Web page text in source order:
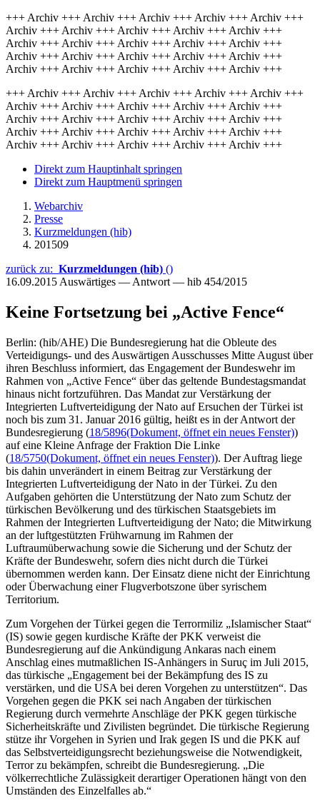
+++ Archiv +++ Archiv +++ Archiv +++ Archiv +++ Archiv +++
Archiv +++ Archiv +++ Archiv +++ Archiv +++ Archiv +++
Archiv +++ Archiv +++ Archiv +++ Archiv +++ Archiv +++
Archiv +++ Archiv +++ Archiv +++ Archiv +++ Archiv +++
Archiv +++ Archiv +++ Archiv +++ Archiv +++ Archiv +++
+++ Archiv +++ Archiv +++ Archiv +++ Archiv +++ Archiv +++
Archiv +++ Archiv +++ Archiv +++ Archiv +++ Archiv +++
Archiv +++ Archiv +++ Archiv +++ Archiv +++ Archiv +++
Archiv +++ Archiv +++ Archiv +++ Archiv +++ Archiv +++
Archiv +++ Archiv +++ Archiv +++ Archiv +++ Archiv +++
Direkt zum Hauptinhalt springen
Direkt zum Hauptmenü springen
Webarchiv
Presse
Kurzmeldungen (hib)
201509
zurück zu: Kurzmeldungen (hib) ()
16.09.2015 Auswärtiges — Antwort — hib 454/2015
Keine Fortsetzung bei „Active Fence“
Berlin: (hib/AHE) Die Bundesregierung hat die Obleute des
Verteidigungs- und des Auswärtigen Ausschusses Mitte August über
ihren Beschluss informiert, das Engagement der Bundeswehr im
Rahmen von „Active Fence“ über das geltende Bundestagsmandat
hinaus nicht fortzuführen. Das Mandat zur Verstärkung der
Integrierten Luftverteidigung der Nato auf Ersuchen der Türkei ist
noch bis zum 31. Januar 2016 gültig, heißt es in der Antwort der
Bundesregierung (18/5896(Dokument, öffnet ein neues Fenster))
auf eine Kleine Anfrage der Fraktion Die Linke
(18/5750(Dokument, öffnet ein neues Fenster)). Der Auftrag liege
bis dahin unverändert in einem Beitrag zur Verstärkung der
Integrierten Luftverteidigung der Nato in der Türkei. Zu den
Aufgaben gehörten die Unterstützung der Nato zum Schutz der
türkischen Bevölkerung und des türkischen Staatsgebiets im
Rahmen der Integrierten Luftverteidigung der Nato; die Mitwirkung
an der luftgestützten Frühwarnung im Rahmen der
Luftraumüberwachung sowie die Sicherung und der Schutz der
Kräfte der Bundeswehr, sofern dies nicht durch die Türkei
übernommen werden kann. Der Einsatz diene nicht der Einrichtung
oder Überwachung einer Flugverbotszone über syrischem
Territorium.
Zum Vorgehen der Türkei gegen die Terrormiliz „Islamischer Staat“
(IS) sowie gegen kurdische Kräfte der PKK verweist die
Bundesregierung auf die Ankündigung Ankaras nach einem
Anschlag eines mutmaßlichen IS-Anhängers in Suruç im Juli 2015,
das türkische „Engagement bei der Bekämpfung des IS zu
verstärken, und die USA bei deren Vorgehen zu unterstützen“. Das
Vorgehen gegen die PKK sei nach Angaben der türkischen
Regierung durch vermehrte Anschläge der PKK gegen türkische
Sicherheitskräfte und Zivilisten begründet. Die türkische Regierung
stütze ihr Vorgehen in Syrien und Irak gegen IS und die PKK auf
das Selbstverteidigungsrecht beziehungsweise die Notwendigkeit,
Terror zu bekämpfen, schreibt die Bundesregierung. „Die
völkerrechtliche Zulässigkeit derartiger Operationen hängt von den
Umständen des Einzelfalles ab.“